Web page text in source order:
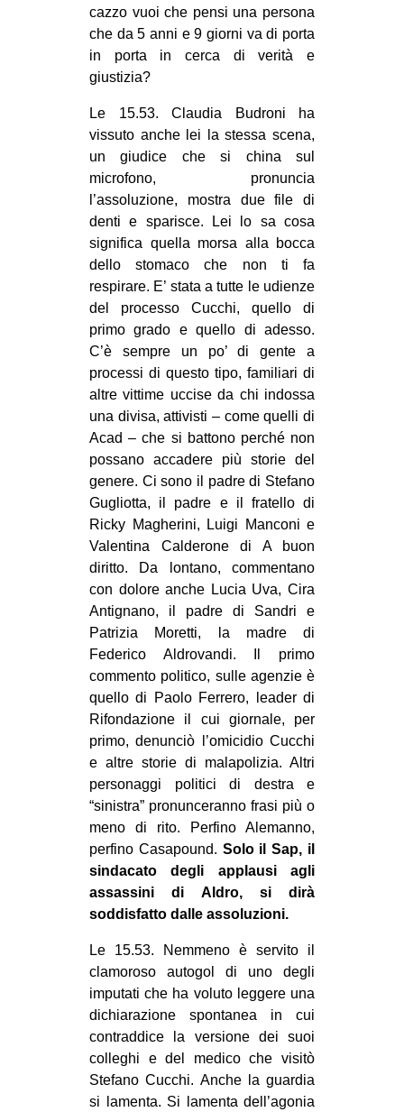
cazzo vuoi che pensi una persona
che da 5 anni e 9 giorni va di porta
in porta in cerca di verità e
giustizia?
Le 15.53. Claudia Budroni ha
vissuto anche lei la stessa scena,
un giudice che si china sul
microfono, pronuncia
l’assoluzione, mostra due file di
denti e sparisce. Lei lo sa cosa
significa quella morsa alla bocca
dello stomaco che non ti fa
respirare. E’ stata a tutte le udienze
del processo Cucchi, quello di
primo grado e quello di adesso.
C’è sempre un po’ di gente a
processi di questo tipo, familiari di
altre vittime uccise da chi indossa
una divisa, attivisti – come quelli di
Acad – che si battono perché non
possano accadere più storie del
genere. Ci sono il padre di Stefano
Gugliotta, il padre e il fratello di
Ricky Magherini, Luigi Manconi e
Valentina Calderone di A buon
diritto. Da lontano, commentano
con dolore anche Lucia Uva, Cira
Antignano, il padre di Sandri e
Patrizia Moretti, la madre di
Federico Aldrovandi. Il primo
commento politico, sulle agenzie è
quello di Paolo Ferrero, leader di
Rifondazione il cui giornale, per
primo, denunciò l’omicidio Cucchi
e altre storie di malapolizia. Altri
personaggi politici di destra e
“sinistra” pronunceranno frasi più o
meno di rito. Perfino Alemanno,
perfino Casapound. Solo il Sap, il
sindacato degli applausi agli
assassini di Aldro, si dirà
soddisfatto dalle assoluzioni.
Le 15.53. Nemmeno è servito il
clamoroso autogol di uno degli
imputati che ha voluto leggere una
dichiarazione spontanea in cui
contraddice la versione dei suoi
colleghi e del medico che visitò
Stefano Cucchi. Anche la guardia
si lamenta. Si lamenta dell’agonia